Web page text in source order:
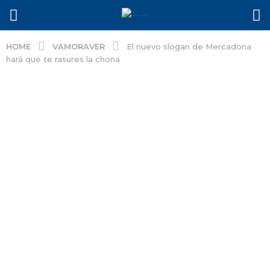
HOME VAMORAVER
El nuevo slogan de Mercadona
hará que te rasures la chona